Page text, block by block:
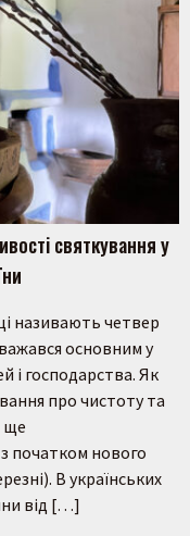
святкування у
називають четвер
основним у
і господарства. Як
про чистоту та
ще
з початком нового
В українських
від […]